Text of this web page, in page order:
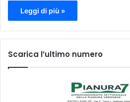
Leggi di più »
Scarica l’ultimo numero